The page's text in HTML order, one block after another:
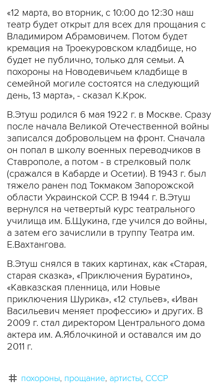
«12 марта, во вторник, с 10:00 до 12:30 наш
театр будет открыт для всех для прощания с
Владимиром Абрамовичем. Потом будет
кремация на Троекуровском кладбище, но
будет не публично, только для семьи. А
похороны на Новодевичьем кладбище в
семейной могиле состоятся на следующий
день, 13 марта», - сказал К.Крок.
В.Этуш родился 6 мая 1922 г. в Москве. Сразу
после начала Великой Отечественной войны
записался добровольцем на фронт. Сначала
он попал в школу военных переводчиков в
Ставрополе, а потом - в стрелковый полк
(сражался в Кабарде и Осетии). В 1943 г. был
тяжело ранен под Токмаком Запорожской
области Украинской ССР. В 1944 г. В.Этуш
вернулся на четвертый курс театрального
училища им. Б.Щукина, где учился до войны,
а затем его зачислили в труппу Театра им.
Е.Вахтангова.
В.Этуш снялся в таких картинах, как «Старая,
старая сказка», «Приключения Буратино»,
«Кавказская пленница, или Новые
приключения Шурика», «12 стульев», «Иван
Васильевич меняет профессию» и других. В
2009 г. стал директором Центрального дома
актера им. А.Яблочкиной и оставался им до
2011 г.
похороны прощание артисты СССР